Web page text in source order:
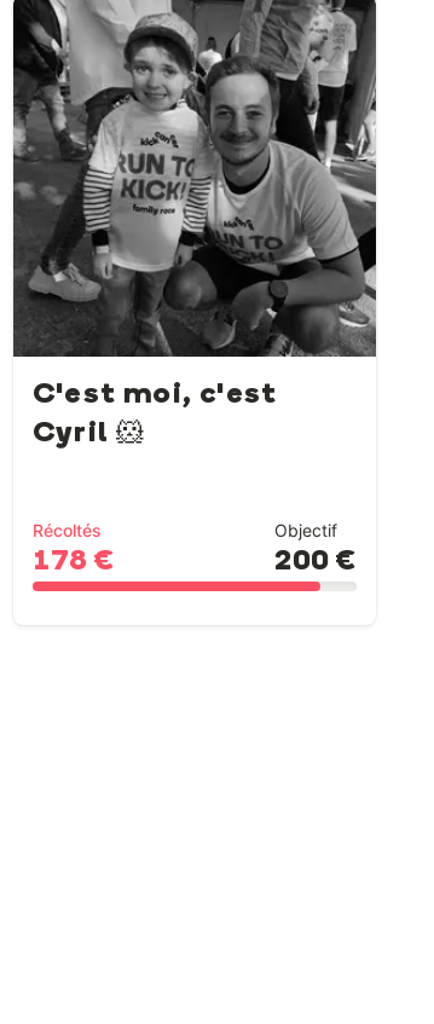
C'est moi, c'est
Cyril 🐹
Récoltés
178 €
Objectif
200 €